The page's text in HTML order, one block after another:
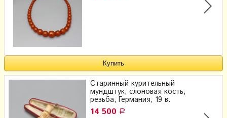
Старинный курительный
мундштук, слоновая кость,
резьба, Германия, 19 в.
14 500 Р